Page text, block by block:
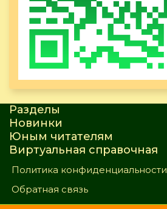
Разделы
Новинки
Юным читателям
Виртуальная справочная
Политика конфиденциальности
Обратная связь